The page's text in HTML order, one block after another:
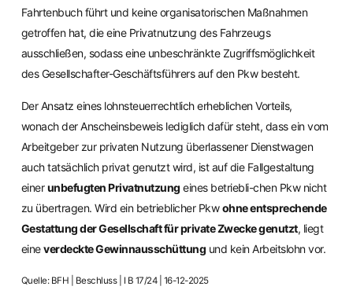
Fahrtenbuch führt und keine organisatorischen Maßnahmen
getroffen hat, die eine Privatnutzung des Fahrzeugs
ausschließen, sodass eine unbeschränkte Zugriffsmöglichkeit
des Gesellschafter-Geschäftsführers auf den Pkw besteht.
Der Ansatz eines lohnsteuerrechtlich erheblichen Vorteils,
wonach der Anscheinsbeweis lediglich dafür steht, dass ein vom
Arbeitgeber zur privaten Nutzung überlassener Dienstwagen
auch tatsächlich privat genutzt wird, ist auf die Fallgestaltung
einerunbefugten Privatnutzung eines betriebli-chen Pkw nicht
zu übertragen. Wird ein betrieblicher Pkwohne entsprechende
Gestattung der Gesellschaft für private Zwecke genutzt, liegt
eineverdeckte Gewinnausschüttung und kein Arbeitslohn vor.
Quelle: BFH | Beschluss | I B 17/24 | 16-12-2025